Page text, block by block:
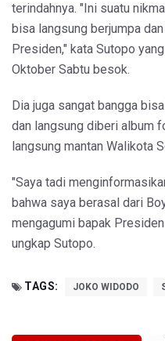
terindahnya. "Ini suatu
bisa langsung berjumpa
Presiden," kata Sutopo
Oktober Sabtu besok.
Dia juga sangat bangga
dan langsung diberi album
langsung mantan Walikota
"Saya tadi
bahwa saya berasal dari
mengagumi bapak
ungkap Sutopo.
TAGS: JOKO WIDODO